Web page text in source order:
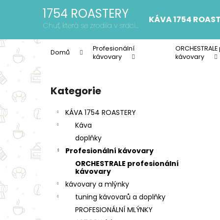
1754 ROASTERY
Chuť, která se zrodila v srdci
Moravského krasu
KÁVA 1754
Domů
Profesionální
kávovary
kávovary
P
o
t
r
n
n
p
a
Přeskočit
kategorie
Kategorie
KÁVA 1754 ROASTERY
Káva
doplňky
Profesionální kávovary
ORCHESTRALE profesionální
kávovary
kávovary a mlýnky
tuning kávovarů a doplňky
PROFESIONÁLNÍ MLÝNKY
í
Zpět
do
obchodu
Zpět
do
obchodu
1754 ROASTERY ESPRESSO BLEND NO.1